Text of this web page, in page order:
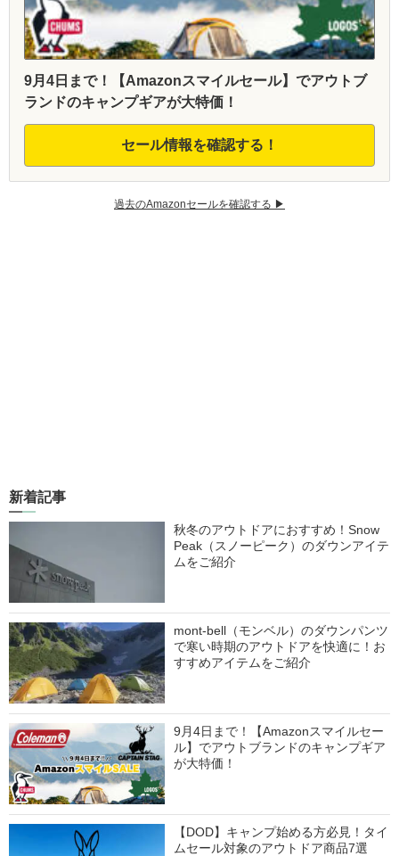
9月4日まで！【Amazonスマイルセール】でアウトブ
ランドのキャンプギアが大特価！
セール情報を確認する！
過去のAmazonセールを確認する ▶︎
新着記事
秋冬のアウトドアにおすすめ！Snow
Peak（スノーピーク）のダウンアイテ
ムをご紹介
mont-bell（モンベル）のダウンパンツ
で寒い時期のアウトドアを快適に！お
すすめアイテムをご紹介
9月4日まで！【Amazonスマイルセー
ル】でアウトブランドのキャンプギア
が大特価！
【DOD】キャンプ始める方必見！タイ
ムセール対象のアウトドア商品7選